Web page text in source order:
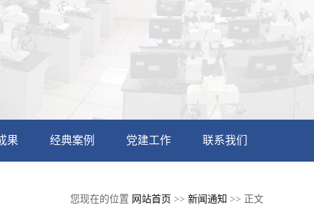
果 经典案例 党建工作 联系我们
您现在的位置 网站首页 >> 新闻通知 >> 正文